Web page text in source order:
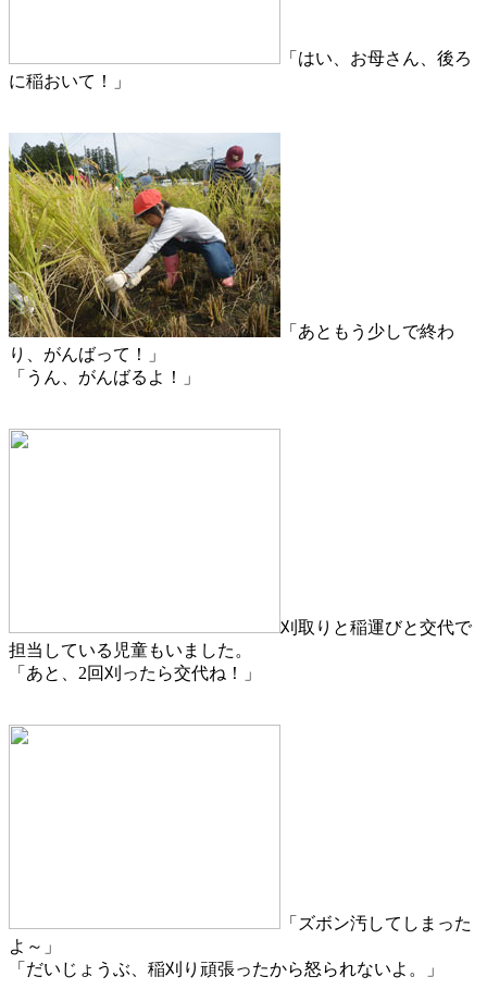
「はい、お母さん、後ろ
に稲おいて！」
「あともう少しで終わ
り、がんばって！」
「うん、がんばるよ！」
刈取りと稲運びと交代で
担当している児童もいました。
「あと、2回刈ったら交代ね！」
「ズボン汚してしまった
よ～」
「だいじょうぶ、稲刈り頑張ったから怒られないよ。」